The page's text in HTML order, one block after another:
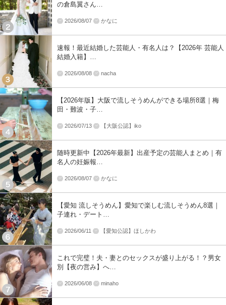
の倉島翼さん…
2026/08/07 かなに
速報！最近結婚した芸能人・有名人は？【2026年 芸能人
結婚入籍】…
2026/08/08 nacha
【2026年版】大阪で流しそうめんができる場所8選｜梅
田・難波・子…
2026/07/13 【大阪公認】iko
随時更新中【2026年最新】出産予定の芸能人まとめ｜有
名人の妊娠報…
2026/08/07 かなに
【愛知 流しそうめん】愛知で楽しむ流しそうめん8選｜
子連れ・デート…
2026/06/11 【愛知公認】ほしかわ
これで完璧！夫・妻とのセックスが盛り上がる！？男女
別【夜の営み】へ…
2026/06/08 minaho